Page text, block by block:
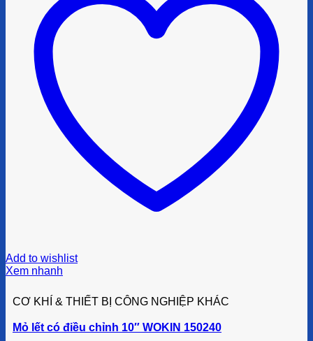
Add to wishlist
Xem nhanh
CƠ KHÍ & THIẾT BỊ CÔNG NGHIỆP KHÁC
Mỏ lết có điều chỉnh 10″ WOKIN 150240